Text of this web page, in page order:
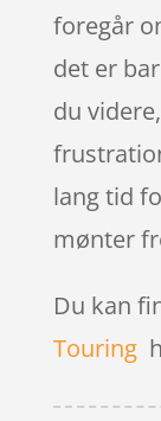
foregår
det er
du
lang tid
mønter
Du kan
Touring